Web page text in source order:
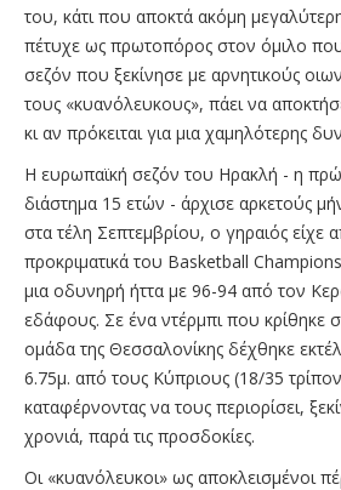
του, κάτι που αποκτά ακόμη
πέτυχε ως πρωτοπόρος στον όμιλο
σεζόν που ξεκίνησε με αρνητικούς
τους «κυανόλευκους», πάει να
κι αν πρόκειται για μια χαμηλότερης
Η ευρωπαϊκή σεζόν του Ηρακλή - η
διάστημα 15 ετών - άρχισε αρκετούς
στα τέλη Σεπτεμβρίου, ο γηραιός είχε
προκριματικά του Basketball
μια οδυνηρή ήττα με 96-94 από τον
εδάφους. Σε ένα ντέρμπι που κρίθηκε
ομάδα της Θεσσαλονίκης δέχθηκε
6.75μ. από τους Κύπριους (18/35
καταφέρνοντας να τους περιορίσει,
χρονιά, παρά τις προσδοκίες.
Οι «κυανόλευκοι» ως αποκλεισμένοι